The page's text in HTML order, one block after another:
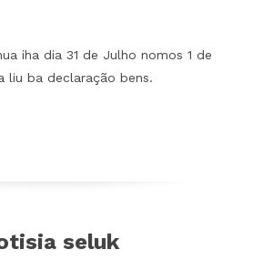
iha dia 31 de Julho nomos 1 de
liu ba declaração bens.
seluk